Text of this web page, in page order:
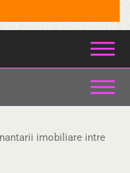
imobiliare intre